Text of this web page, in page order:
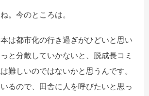
今のところは。
は都市化の行き過ぎがひどいと思い
と分散していかないと、脱成長コミ
難しいのではないかと思うんです。
るので、田舎に人を呼びたいと思っ